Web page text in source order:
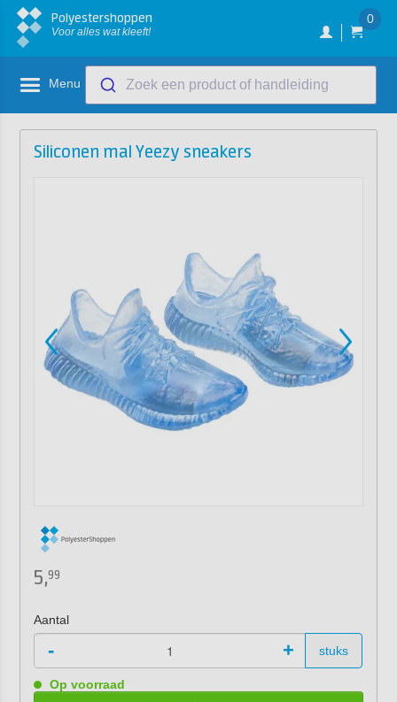
Polyestershoppen
Voor alles wat kleeft!
0
Menu Zoek een product of handleiding
Siliconen mal Yeezy sneakers
5,99
Aantal
- + stuks
Op voorraad